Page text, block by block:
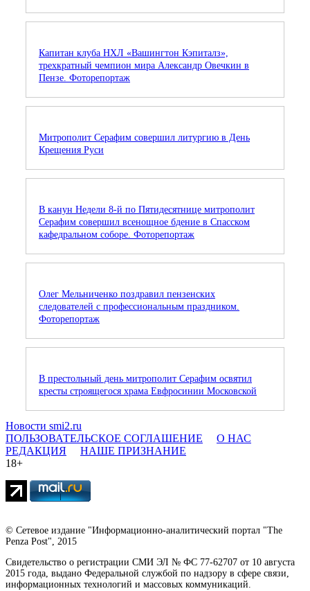
Капитан клуба НХЛ «Вашингтон Кэпиталз»,
трехкратный чемпион мира Александр Овечкин в
Пензе. Фоторепортаж
Митрополит Серафим совершил литургию в День
Крещения Руси
В канун Недели 8-й по Пятидесятнице митрополит
Серафим совершил всенощное бдение в Спасском
кафедральном соборе. Фоторепортаж
Олег Мельниченко поздравил пензенских
следователей с профессиональным праздником.
Фоторепортаж
В престольный день митрополит Серафим освятил
кресты строящегося храма Евфросинии Московской
Новости smi2.ru
ПОЛЬЗОВАТЕЛЬСКОЕ СОГЛАШЕНИЕ
О НАС
РЕДАКЦИЯ
НАШЕ ПРИЗНАНИЕ
18+
© Сетевое издание "Информационно-аналитический портал "The
Penza Post", 2015
Свидетельство о регистрации СМИ ЭЛ № ФС 77-62707 от 10 августа
2015 года, выдано Федеральной службой по надзору в сфере связи,
информационных технологий и массовых коммуникаций.